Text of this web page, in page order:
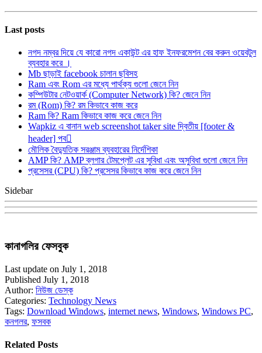
Last posts
নগদ নম্বর দিয়ে যে কারো নগদ একাউন্ট এর হাফ ইনফরমেশন বের করুন ওয়েবটুল
ব্যবহার করে ।
Mb ছাড়াই facebook চালান ছবিসহ
Ram এবং Rom এর মধ্যে পার্থক্য গুলো জেনে নিন
কম্পিউটার নেটওয়ার্ক (Computer Network) কি? জেনে নিন
রম (Rom) কি? রম কিভাবে কাজ করে
Ram কি? Ram কিভাবে কাজ করে জেনে নিন
Wapkiz এ বানান web screenshot taker site দ্বিতীয় [footer &
header] পব
মৌলিক বৈদ্যুতিক সরঞ্জাম ব্যবহারের নির্দেশিকা
AMP কি? AMP ব্লগার টেমপ্লেট এর সুবিধা এবং অসুবিধা গুলো জেনে নিন
প্রসেসর (CPU) কি? প্রসেসর কিভাবে কাজ করে জেনে নিন
Sidebar
কানাগলির ফেসবুক
Last update on July 1, 2018
Published July 1, 2018
Author: নিউজ ডেস্ক
Categories: Technology News
Tags: Download Windows, internet news, Windows, Windows PC,
কনগলর, ফসবক
Related Posts